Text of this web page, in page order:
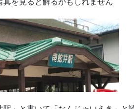
真を見ると解るかもしれません